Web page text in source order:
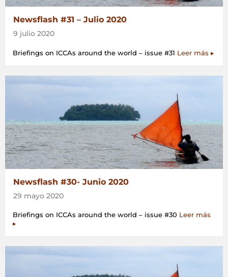
Newsflash #31 – Julio 2020
9 julio 2020
Briefings on ICCAs around the world – issue #31 Leer más ▸
Newsflash #30- Junio 2020
29 mayo 2020
Briefings on ICCAs around the world – issue #30 Leer más
▸